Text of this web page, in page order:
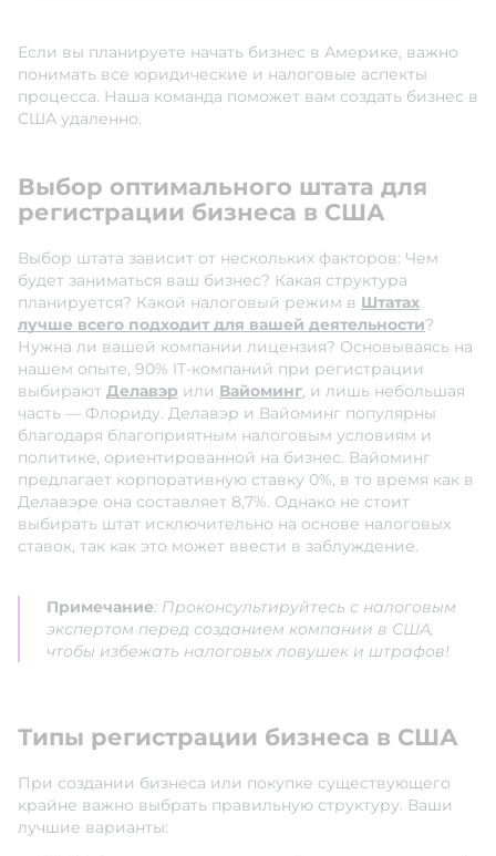
Если вы планируете начать бизнес в Америке, важно
понимать все юридические и налоговые аспекты
процесса. Наша команда поможет вам создать бизнес в
США удаленно.
Выбор оптимального штата для
регистрации бизнеса в США
Выбор штата зависит от нескольких факторов: Чем
будет заниматься ваш бизнес? Какая структура
планируется? Какой налоговый режим в Штатах
лучше всего подходит для вашей деятельности?
Нужна ли вашей компании лицензия? Основываясь на
нашем опыте, 90% IT-компаний при регистрации
выбирают Делавэр или Вайоминг, и лишь небольшая
часть — Флориду. Делавэр и Вайоминг популярны
благодаря благоприятным налоговым условиям и
политике, ориентированной на бизнес. Вайоминг
предлагает корпоративную ставку 0%, в то время как в
Делавэре она составляет 8,7%. Однако не стоит
выбирать штат исключительно на основе налоговых
ставок, так как это может ввести в заблуждение.
Примечание: Проконсультируйтесь с налоговым
экспертом перед созданием компании в США,
чтобы избежать налоговых ловушек и штрафов!
Типы регистрации бизнеса в США
При создании бизнеса или покупке существующего
крайне важно выбрать правильную структуру. Ваши
лучшие варианты: